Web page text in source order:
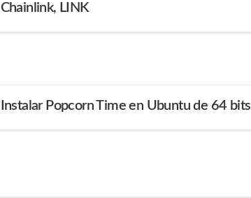
Chainlink, LINK
Instalar Popcorn Time en Ubuntu de 64 bits